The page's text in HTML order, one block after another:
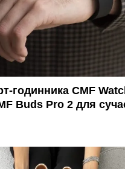
годинника CMF
Buds Pro 2 для